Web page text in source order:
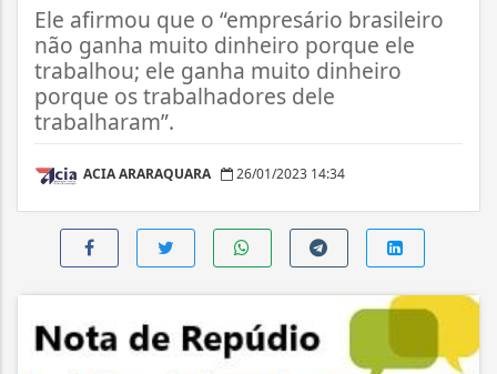
Ele afirmou que o “empresário brasileiro
não ganha muito dinheiro porque ele
trabalhou; ele ganha muito dinheiro
porque os trabalhadores dele
trabalharam”.
ACIA ARARAQUARA 26/01/2023 14:34